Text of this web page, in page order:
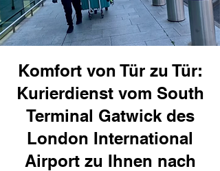
Komfort von Tür zu Tür:
Kurierdienst vom South
Terminal Gatwick des
London International
Airport zu Ihnen nach